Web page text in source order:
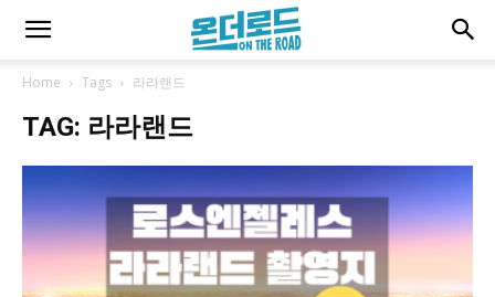
Home Tags 라라랜드
TAG: 라라랜드